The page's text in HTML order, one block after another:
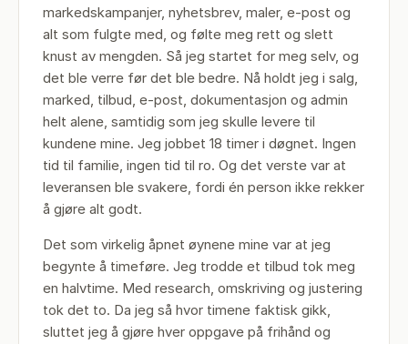
markedskampanjer, nyhetsbrev, maler, e-post og
alt som fulgte med, og følte meg rett og slett
knust av mengden. Så jeg startet for meg selv, og
det ble verre før det ble bedre. Nå holdt jeg i salg,
marked, tilbud, e-post, dokumentasjon og admin
helt alene, samtidig som jeg skulle levere til
kundene mine. Jeg jobbet 18 timer i døgnet. Ingen
tid til familie, ingen tid til ro. Og det verste var at
leveransen ble svakere, fordi én person ikke rekker
å gjøre alt godt.
Det som virkelig åpnet øynene mine var at jeg
begynte å timeføre. Jeg trodde et tilbud tok meg
en halvtime. Med research, omskriving og justering
tok det to. Da jeg så hvor timene faktisk gikk,
sluttet jeg å gjøre hver oppgave på frihånd og